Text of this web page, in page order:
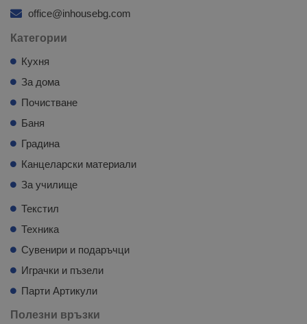
office@inhousebg.com
Категории
Кухня
За дома
Почистване
Баня
Градина
Канцеларски материали
За училище
Текстил
Техника
Сувенири и подаръчци
Играчки и пъзели
Парти Артикули
Полезни връзки